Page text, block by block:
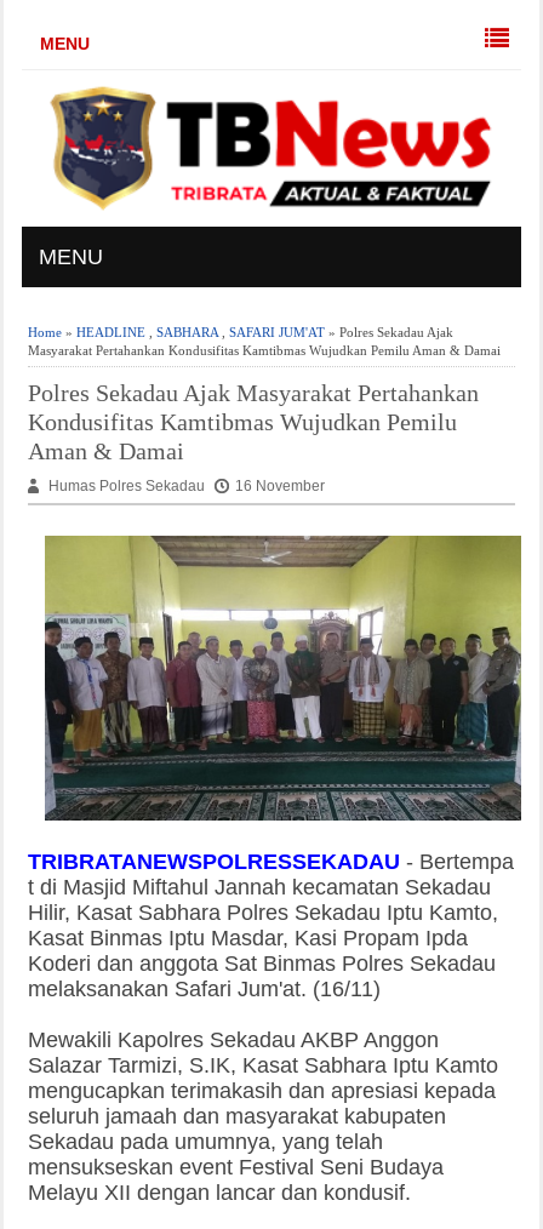
MENU
MENU
Home» HEADLINE, SABHARA, SAFARI JUM'AT» Polres Sekadau Ajak
Masyarakat Pertahankan Kondusifitas Kamtibmas Wujudkan Pemilu Aman & Damai
Polres Sekadau Ajak Masyarakat Pertahankan
Kondusifitas Kamtibmas Wujudkan Pemilu
Aman & Damai
Humas Polres Sekadau 16 November
TRIBRATANEWSPOLRESSEKADAU - Bertempa
t di Masjid Miftahul Jannah kecamatan Sekadau
Hilir, Kasat Sabhara Polres Sekadau Iptu Kamto,
Kasat Binmas Iptu Masdar, Kasi Propam Ipda
Koderi dan anggota Sat Binmas Polres Sekadau
melaksanakan Safari Jum'at. (16/11)
Mewakili Kapolres Sekadau AKBP Anggon
Salazar Tarmizi, S.IK, Kasat Sabhara Iptu Kamto
mengucapkan terimakasih dan apresiasi kepada
seluruh jamaah dan masyarakat kabupaten
Sekadau pada umumnya, yang telah
mensukseskan event Festival Seni Budaya
Melayu XII dengan lancar dan kondusif.